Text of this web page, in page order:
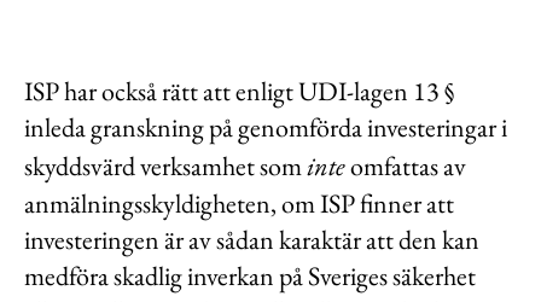
ISP har också rätt att enligt UDI-lagen 13 §
inleda granskning på genomförda investeringar i
skyddsvärd verksamhet sominteomfattas av
anmälningsskyldigheten, om ISP finner att
investeringen är av sådan karaktär att den kan
medföra skadlig inverkan på Sveriges säkerhet